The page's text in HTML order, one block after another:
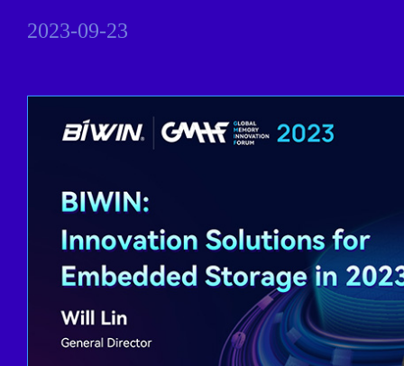
2023-09-23